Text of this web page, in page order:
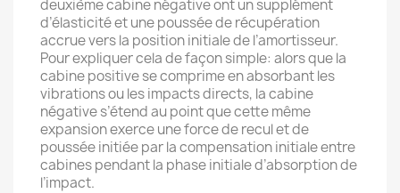
deuxième cabine négative ont un supplément
d’élasticité et une poussée de récupération
accrue vers la position initiale de l’amortisseur.
Pour expliquer cela de façon simple: alors que la
cabine positive se comprime en absorbant les
vibrations ou les impacts directs, la cabine
négative s’étend au point que cette même
expansion exerce une force de recul et de
poussée initiée par la compensation initiale entre
cabines pendant la phase initiale d’absorption de
l’impact.